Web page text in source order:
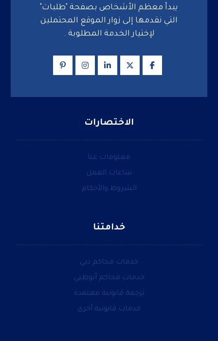
يبدأ معظم الأشخاص بصفحة "طلبات"
التي نقدمها إلى زوار الموقع المحتملين
لإختيار الخدمة المطلوبة .
الاختصارات
معلومات عنا
ساعات العمل
الشروط والأحكام
خدامتنا
خدمات محاكم دبي
خدمات محاكم أبوظبي
ترجمة قانونية معتمدة
خدمات قانونية أخرى